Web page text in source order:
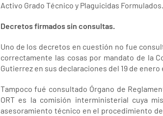
Activo Grado Técnico y Plaguicidas
Decretos firmados sin consultas.
Uno de los decretos en cuestión no fue
correctamente las cosas por mandato de la
Gutierrez en sus declaraciones del 19 de enero
Tampoco fué consultado Órgano de
ORT es la comisión interministerial cuya
asesoramiento técnico en el procedimiento